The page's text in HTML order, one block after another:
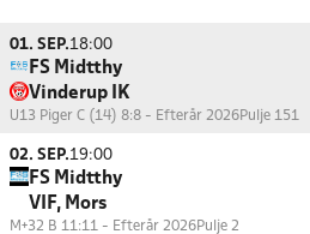
01. SEP.18:00
FS Midtthy
Vinderup IK
U13 Piger C (14) 8:8 - Efterår 2026Pulje 151
02. SEP.19:00
FS Midtthy
VIF, Mors
M+32 B 11:11 - Efterår 2026Pulje 2